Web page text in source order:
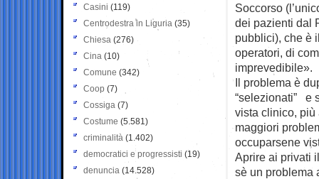
Soccorso
dei pazienti dal
pubblici), che è
operatori, di
imprevedibile».
Il problema è
“selezionati” e
vista clinico, più
maggiori
occuparsene
Aprire ai privati
sè un problema
Casini (119)
Centrodestra in Liguria (35)
Chiesa (276)
Cina (10)
Comune (342)
Coop (7)
Cossiga (7)
Costume (5.581)
criminalità (1.402)
democratici e progressisti (19)
denuncia (14.528)